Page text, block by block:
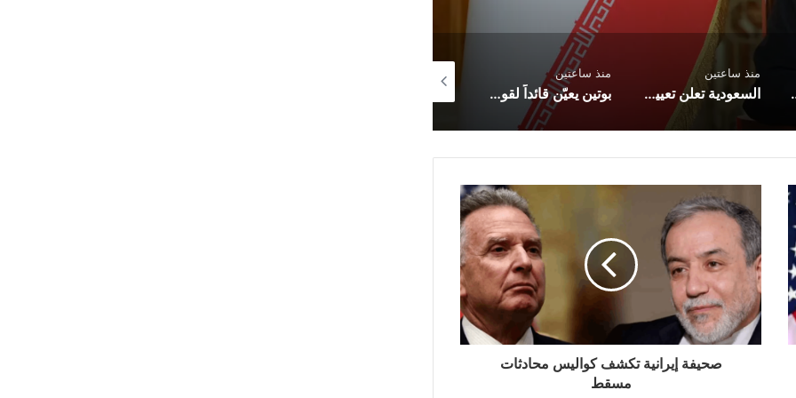
العقوبات
منذ ساعتين
السعودية تعلن تعيين عبدالله الشهري قائدًا للتحالف البحري الدفاعي متعدد الجنسيات
منذ ساعتين
بوتين يعيّن قائداً لقوات المنظومات المُسيرة
صحيفة إيرانية تكشف كواليس محادثات
مسقط